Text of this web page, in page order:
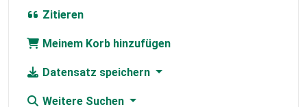
Zitieren
Meinem Korb hinzufügen
Datensatz speichern
Weitere Suchen